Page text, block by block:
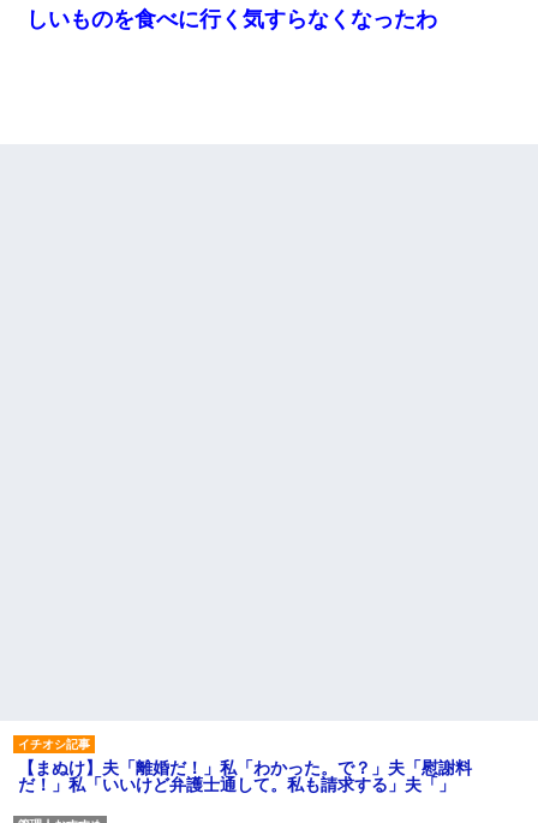
しいものを食べに行く気すらなくなったわ
【まぬけ】夫「離婚だ！」私「わかった。で？」夫「慰謝料
だ！」私「いいけど弁護士通して。私も請求する」夫「」